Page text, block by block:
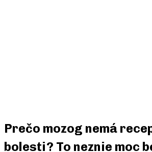
Prečo mozog nemá
bolesti? To neznie moc